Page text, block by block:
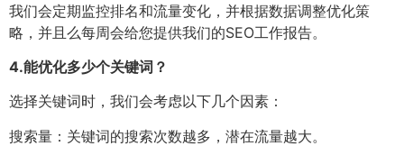
我们会定期监控排名和流量变化，并根据数据调整优化策
略，并且么每周会给您提供我们的SEO工作报告。
4.能优化多少个关键词？
选择关键词时，我们会考虑以下几个因素：
搜索量：关键词的搜索次数越多，潜在流量越大。